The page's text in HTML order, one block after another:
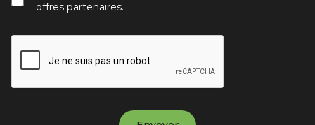
offres partenaires.